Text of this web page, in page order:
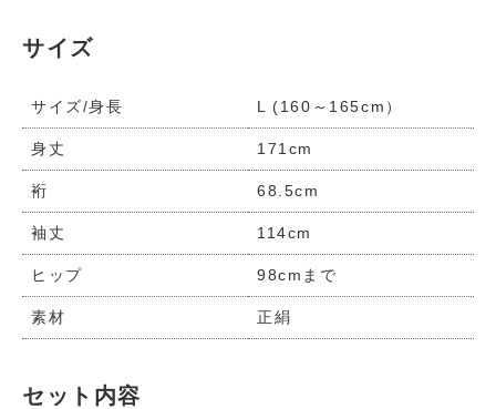
サイズ
サイズ/身長 L (160～165cm）
身丈 171cm
裄 68.5cm
袖丈 114cm
ヒップ 98cmまで
素材 正絹
セット内容